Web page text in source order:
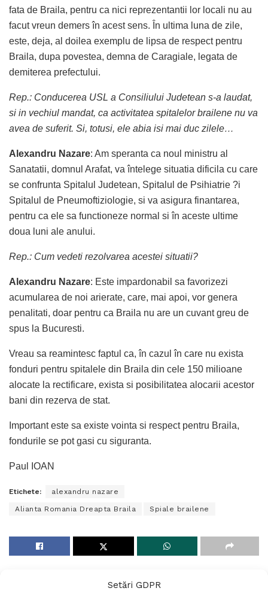
Setări GDPR
fata de Braila, pentru ca nici reprezentantii lor locali nu au
facut vreun demers în acest sens. În ultima luna de zile,
este, deja, al doilea exemplu de lipsa de respect pentru
Braila, dupa povestea, demna de Caragiale, legata de
demiterea prefectului.
Rep.: Conducerea USL a Consiliului Judetean s-a laudat,
si in vechiul mandat, ca activitatea spitalelor brailene nu va
avea de suferit. Si, totusi, ele abia isi mai duc zilele…
Alexandru Nazare: Am speranta ca noul ministru al
Sanatatii, domnul Arafat, va întelege situatia dificila cu care
se confrunta Spitalul Judetean, Spitalul de Psihiatrie ?i
Spitalul de Pneumoftiziologie, si va asigura finantarea,
pentru ca ele sa functioneze normal si în aceste ultime
doua luni ale anului.
Rep.: Cum vedeti rezolvarea acestei situatii?
Alexandru Nazare: Este impardonabil sa favorizezi
acumularea de noi arierate, care, mai apoi, vor genera
penalitati, doar pentru ca Braila nu are un cuvant greu de
spus la Bucuresti.
Vreau sa reamintesc faptul ca, în cazul în care nu exista
fonduri pentru spitalele din Braila din cele 150 milioane
alocate la rectificare, exista si posibilitatea alocarii acestor
bani din rezerva de stat.
Important este sa existe vointa si respect pentru Braila,
fondurile se pot gasi cu siguranta.
Paul IOAN
Etichete: alexandru nazare
Alianta Romania Dreapta Braila Spiale brailene